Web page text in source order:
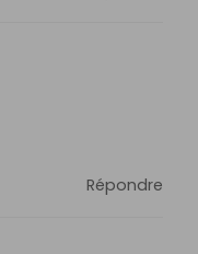
Répondre